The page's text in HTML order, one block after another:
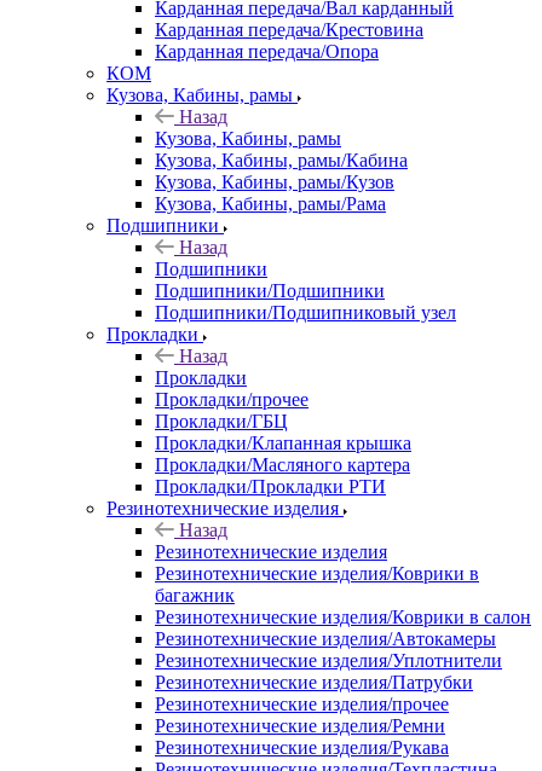
Карданная передача/Вал карданный
Карданная передача/Крестовина
Карданная передача/Опора
КОМ
Кузова, Кабины, рамы
Назад
Кузова, Кабины, рамы
Кузова, Кабины, рамы/Кабина
Кузова, Кабины, рамы/Кузов
Кузова, Кабины, рамы/Рама
Подшипники
Назад
Подшипники
Подшипники/Подшипники
Подшипники/Подшипниковый узел
Прокладки
Назад
Прокладки
Прокладки/прочее
Прокладки/ГБЦ
Прокладки/Клапанная крышка
Прокладки/Масляного картера
Прокладки/Прокладки РТИ
Резинотехнические изделия
Назад
Резинотехнические изделия
Резинотехнические изделия/Коврики в
багажник
Резинотехнические изделия/Коврики в салон
Резинотехнические изделия/Автокамеры
Резинотехнические изделия/Уплотнители
Резинотехнические изделия/Патрубки
Резинотехнические изделия/прочее
Резинотехнические изделия/Ремни
Резинотехнические изделия/Рукава